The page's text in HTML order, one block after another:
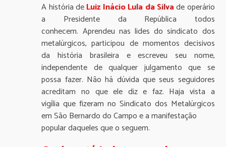
A história deLuiz Inácio Lula da Silvade operário
a Presidente da República todos
conhecem. Aprendeu nas lides do sindicato dos
metalúrgicos, participou de momentos decisivos
da história brasileira e escreveu seu nome,
independente de qualquer julgamento que se
possa fazer. Não há dúvida que seus seguidores
acreditam no que ele diz e faz. Haja vista a
vigília que fizeram no Sindicato dos Metalúrgicos
em São Bernardo do Campo e a manifestação
popular daqueles que o seguem.